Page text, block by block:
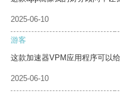
2025-06-10
游客
这款加速器VPM应用程序可以
2025-06-10